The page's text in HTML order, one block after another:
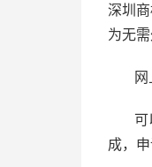
深圳
为无
成，